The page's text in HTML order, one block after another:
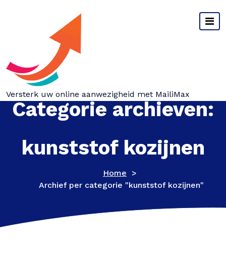
Versterk uw online aanwezigheid met MailiMax
Categorie archieven:
kunststof kozijnen
Home >
Archief per categorie "kunststof kozijnen"